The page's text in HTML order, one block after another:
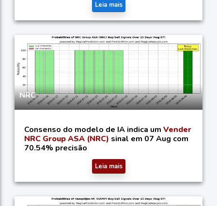
Leia mais
NRC
Consenso do modelo de IA indica um Vender
NRC Group ASA (NRC) sinal em 07 Aug com
70.54% precisão
Leia mais